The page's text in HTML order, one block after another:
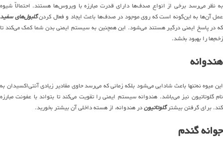
به نظر می‌رسد برخی از انواع صدف‌ها دارای قدرت مبارزه با ویروس‌ها هستند. احتمالاً شیوه
عمل آن‌ها به این‌گونه است که روی موجود در صدف‌ها باعث ایجاد و فعال کردنگلبول‌های سفید
که در پاسخ ایمنی درگیر هستند می‌شود. این همچنین به سیستم ایمنی بدن شما کمک می‌کند تا
زخم‌ها را بهبود بخشد.
هندوانه
این میوه نه‌تنها باعث شادابی می‌شود بلکه زمانی که می‌رسد حاوی مقادیر زیادی آنتی‌اکسیدان به
نام گلوتاتیون نیز می‌باشد. هندوانه سیستم ایمنی را تقویت می‌کند تا بتواند با عفونت مبارزه
کند. برای گرفتن بیشترگلوتاتیوندر هندوانه، از هسته داخلی آن بیشتر بخورید.
جوانه گندم